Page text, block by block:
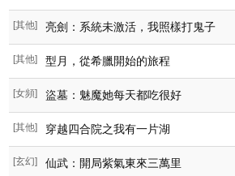
[其他] 亮劍：系統未激活，我照樣打鬼子
[其他] 型月，從希臘開始的旅程
[女頻] 盜墓：魅魔她每天都吃很好
[其他] 穿越四合院之我有一片湖
[玄幻] 仙武：開局紫氣東來三萬里